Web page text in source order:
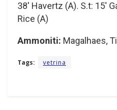
38′ Havertz (A). S.t: 15′
Rice (A)
Ammoniti: Magalhaes,
Tags: vetrina